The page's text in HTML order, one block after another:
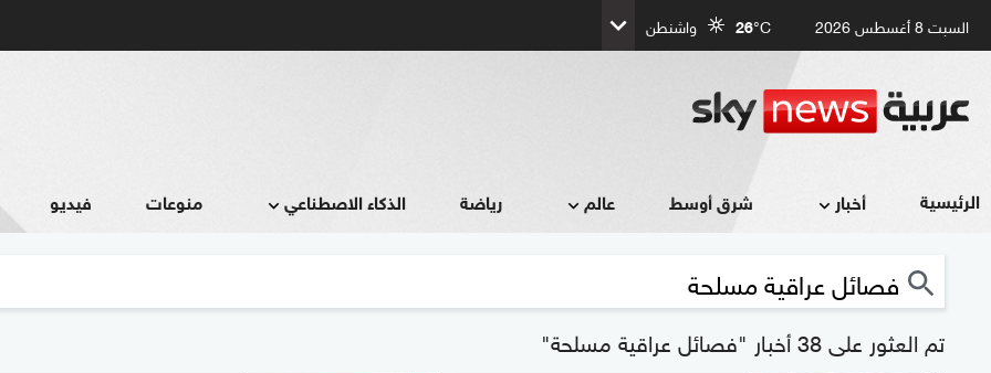
السبت 8 أغسطس 2026 26°C واشنطن
الرئيسية أخبار شرق أوسط عالم رياضة الذكاء الاصطناعي منوعات فيديو
تم العثور على 38 أخبار "فصائل عراقية مسلحة"